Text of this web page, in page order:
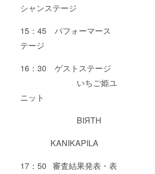
シャンステージ
15：45 パフォーマース
テージ
16：30 ゲストステージ
いちご姫ユ
ニット
BIЯTH
KANIKAPILA
17：50 審査結果発表・表